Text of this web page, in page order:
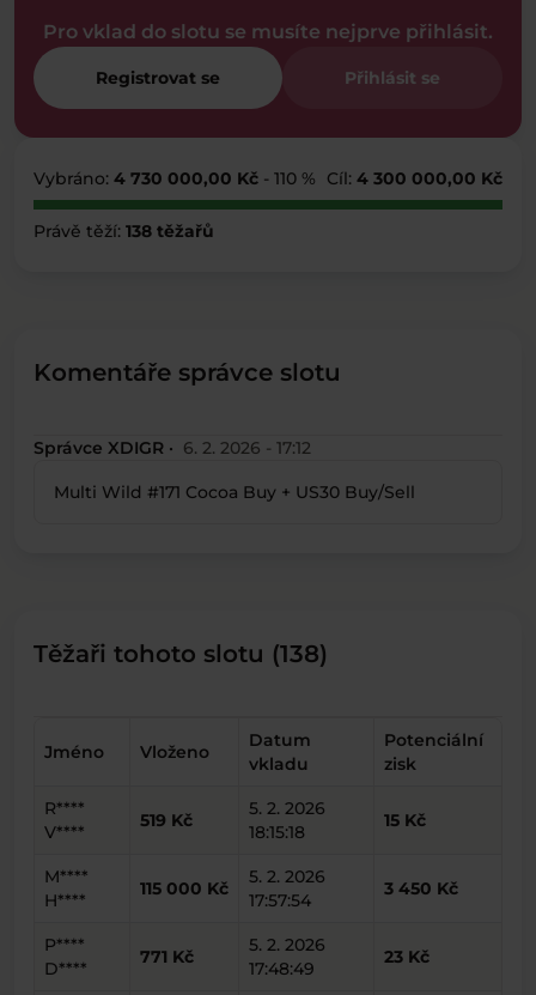
Pro vklad do slotu se musíte nejprve přihlásit.
Registrovat se Přihlásit se
Vybráno: 4 730 000,00 Kč - 110 % Cíl: 4 300 000,00 Kč
Právě těží: 138 těžařů
Komentáře správce slotu
Správce XDIGR · 6. 2. 2026 - 17:12
Multi Wild #171 Cocoa Buy + US30 Buy/Sell
Těžaři tohoto slotu (138)
Jméno Vloženo
Datum
vkladu
Potenciální
zisk
R****
V****
519 Kč
5. 2. 2026
18:15:18
15 Kč
M****
H****
115 000 Kč
5. 2. 2026
17:57:54
3 450 Kč
P****
D****
771 Kč
5. 2. 2026
17:48:49
23 Kč